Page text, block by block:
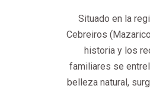
Situado en la
Cebreiros
historia y los
familiares se
belleza natural,